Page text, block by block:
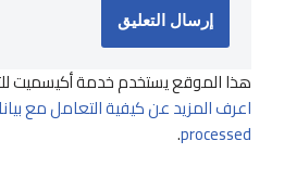
هذا الموقع يستخدم خدمة أكيسميت
اعرف المزيد عن كيفية التعامل مع
processed
.